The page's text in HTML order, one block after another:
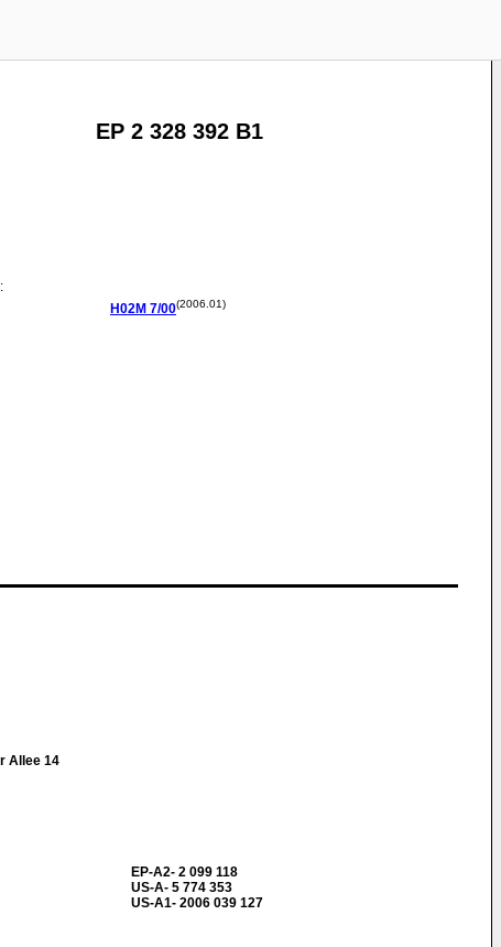
EP 2 328 392 B1
H02M 7/00(2006.01)
Allee 14
EP-A2- 2 099 118
US-A- 5 774 353
US-A1- 2006 039 127